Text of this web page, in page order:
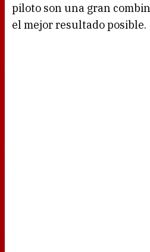
piloto son una gran
el mejor resultado posible.